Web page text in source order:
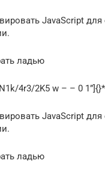
JavaScript для
ладью
4r3/2K5 w – – 0 1”]{}*
JavaScript для
ладью